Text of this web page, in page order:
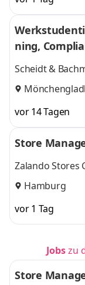
ning,
ssicherheit
Scheidt &
vor 14 Tagen
Store
Zalando Stores
Hamburg
vor 1 Tag
Jobszu
Store